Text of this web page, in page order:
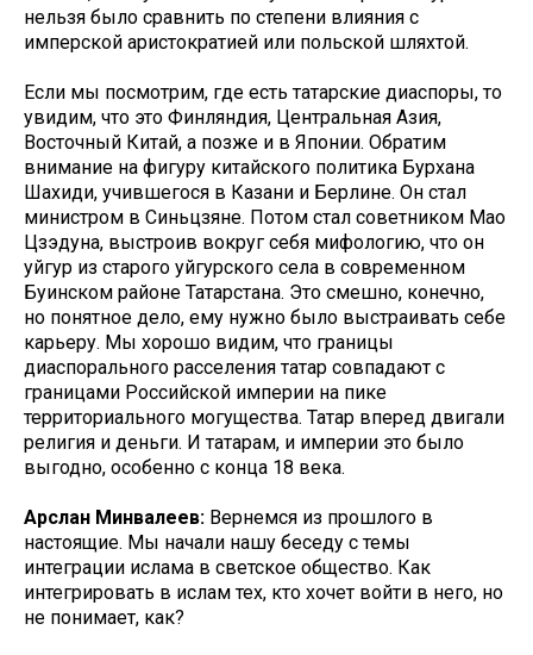
нельзя было сравнить по степени влияния с
имперской аристократией или польской шляхтой.
Если мы посмотрим, где есть татарские диаспоры, то
увидим, что это Финляндия, Центральная Азия,
Восточный Китай, а позже и в Японии. Обратим
внимание на фигуру китайского политика Бурхана
Шахиди, учившегося в Казани и Берлине. Он стал
министром в Синьцзяне. Потом стал советником Мао
Цзэдуна, выстроив вокруг себя мифологию, что он
уйгур из старого уйгурского села в современном
Буинском районе Татарстана. Это смешно, конечно,
но понятное дело, ему нужно было выстраивать себе
карьеру. Мы хорошо видим, что границы
диаспорального расселения татар совпадают с
границами Российской империи на пике
территориального могущества. Татар вперед двигали
религия и деньги. И татарам, и империи это было
выгодно, особенно с конца 18 века.
Арслан Минвалеев: Вернемся из прошлого в
настоящие. Мы начали нашу беседу с темы
интеграции ислама в светское общество. Как
интегрировать в ислам тех, кто хочет войти в него, но
не понимает, как?